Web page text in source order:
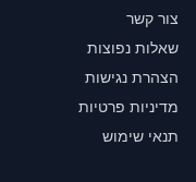
צור קשר
שאלות נפוצות
הצהרת נגישות
מדיניות פרטיות
תנאי שימוש